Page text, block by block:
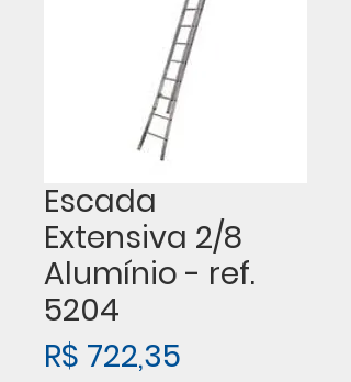
Escada
Extensiva 2/8
Alumínio - ref.
5204
R$ 722,35